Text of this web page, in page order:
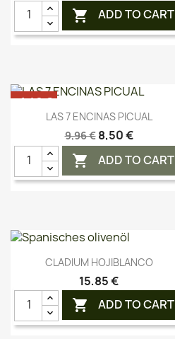
 ADD TO CART
Vorschau
LAS 7 ENCINAS PICUAL
9,96 € 8,50 €
 ADD TO CART
-1,46 €
NICHT AUF LAGER
Vorschau
CLADIUM HOJIBLANCO
15,85 €
 ADD TO CART